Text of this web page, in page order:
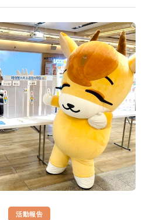
活動報告